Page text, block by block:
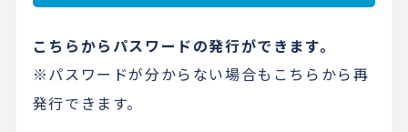
こちらからパスワードの発行ができます。
※パスワードが分からない場合もこちらから再
発行できます。